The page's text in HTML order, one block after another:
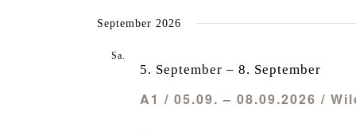
September 2026
Sa.
A1 / 05.09. – 08.09.2026 /
5. September – 8. September